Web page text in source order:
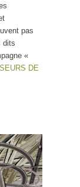
pas
dits
«
DE